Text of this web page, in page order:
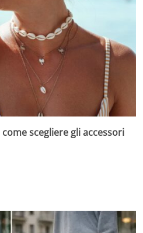
scegliere gli accessori